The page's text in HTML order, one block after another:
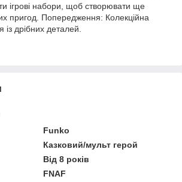
ігрові набори, щоб створювати ще
пригод. Попередження: Колекційна
дрібних деталей.
Funko
Казковий/мульт герой
Від 8 років
FNAF